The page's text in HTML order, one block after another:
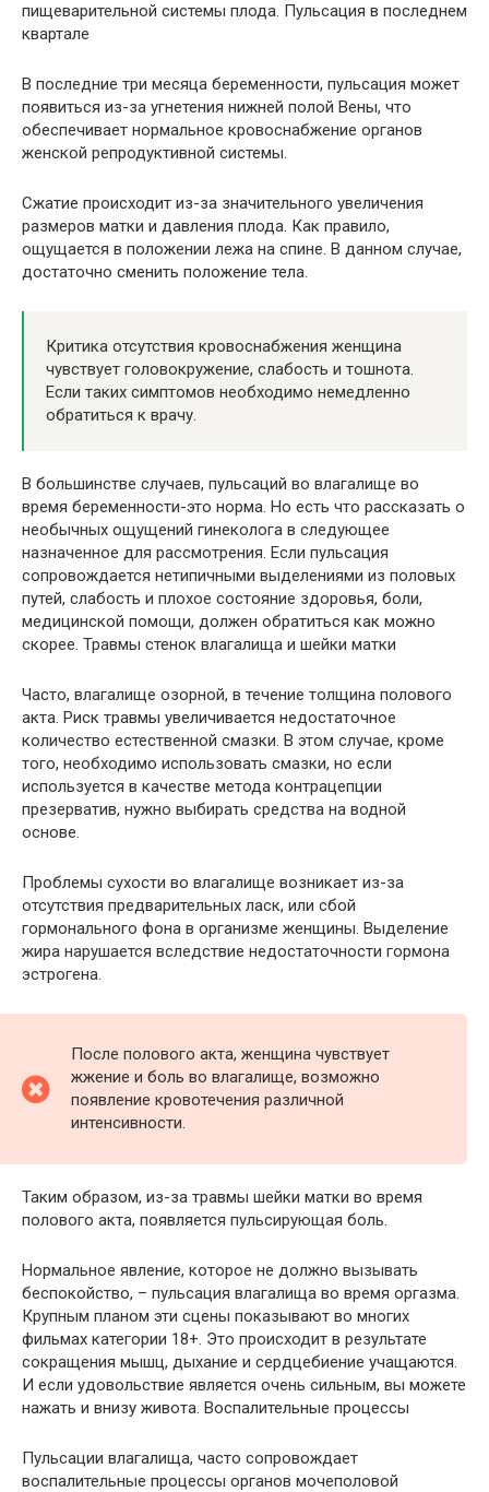
пищеварительной системы плода. Пульсация в последнем
квартале
В последние три месяца беременности, пульсация может
появиться из-за угнетения нижней полой Вены, что
обеспечивает нормальное кровоснабжение органов
женской репродуктивной системы.
Сжатие происходит из-за значительного увеличения
размеров матки и давления плода. Как правило,
ощущается в положении лежа на спине. В данном случае,
достаточно сменить положение тела.
Критика отсутствия кровоснабжения женщина
чувствует головокружение, слабость и тошнота.
Если таких симптомов необходимо немедленно
обратиться к врачу.
В большинстве случаев, пульсаций во влагалище во
время беременности-это норма. Но есть что рассказать о
необычных ощущений гинеколога в следующее
назначенное для рассмотрения. Если пульсация
сопровождается нетипичными выделениями из половых
путей, слабость и плохое состояние здоровья, боли,
медицинской помощи, должен обратиться как можно
скорее. Травмы стенок влагалища и шейки матки
Часто, влагалище озорной, в течение толщина полового
акта. Риск травмы увеличивается недостаточное
количество естественной смазки. В этом случае, кроме
того, необходимо использовать смазки, но если
используется в качестве метода контрацепции
презерватив, нужно выбирать средства на водной
основе.
Проблемы сухости во влагалище возникает из-за
отсутствия предварительных ласк, или сбой
гормонального фона в организме женщины. Выделение
жира нарушается вследствие недостаточности гормона
эстрогена.
После полового акта, женщина чувствует
жжение и боль во влагалище, возможно
появление кровотечения различной
интенсивности.
Таким образом, из-за травмы шейки матки во время
полового акта, появляется пульсирующая боль.
Нормальное явление, которое не должно вызывать
беспокойство, – пульсация влагалища во время оргазма.
Крупным планом эти сцены показывают во многих
фильмах категории 18+. Это происходит в результате
сокращения мышц, дыхание и сердцебиение учащаются.
И если удовольствие является очень сильным, вы можете
нажать и внизу живота. Воспалительные процессы
Пульсации влагалища, часто сопровождает
воспалительные процессы органов мочеполовой